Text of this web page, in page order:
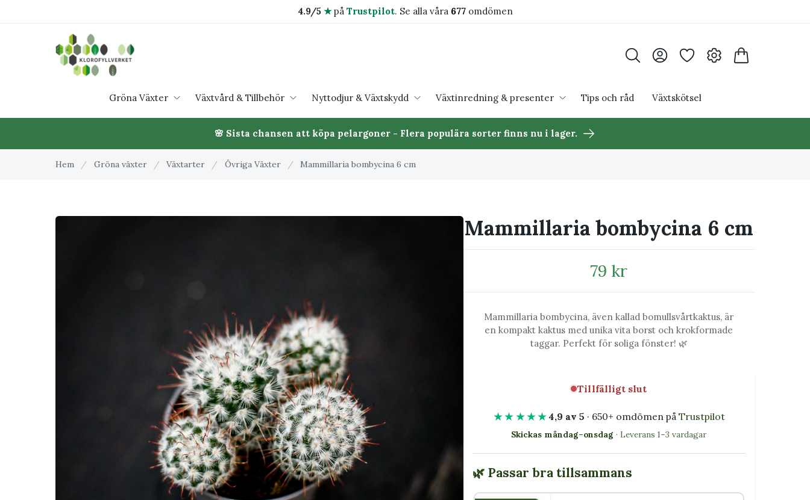
4.9/5 ★på Trustpilot. Se alla våra 677omdömen
Gröna Växter Växtvård & Tillbehör Nyttodjur & Växtskydd Växtinredning & presenter Tips och råd Växtskötsel
🌸 Sista chansen att köpa pelargoner - Flera populära sorter finns nu i lager.
Hem / Gröna växter / Växtarter / Övriga Växter / Mammillaria bombycina 6 cm
Mammillaria bombycina 6 cm
79 kr
Mammillaria bombycina, även kallad bomullsvårtkaktus, är
en kompakt kaktus med unika vita borst och krokformade
taggar. Perfekt för soliga fönster! 🌿
Tillfälligt slut
★★★★★ 4,9 av 5 · 650+ omdömen på Trustpilot
Skickas måndag–onsdag · Leverans 1–3 vardagar
🌿 Passar bra tillsammans